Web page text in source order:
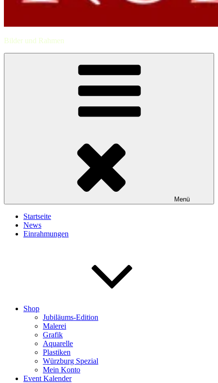
Bilder und Rahmen
Menü
Startseite
News
Einrahmungen
Shop
Jubiläums-Edition
Malerei
Grafik
Aquarelle
Plastiken
Würzburg Spezial
Mein Konto
Event Kalender